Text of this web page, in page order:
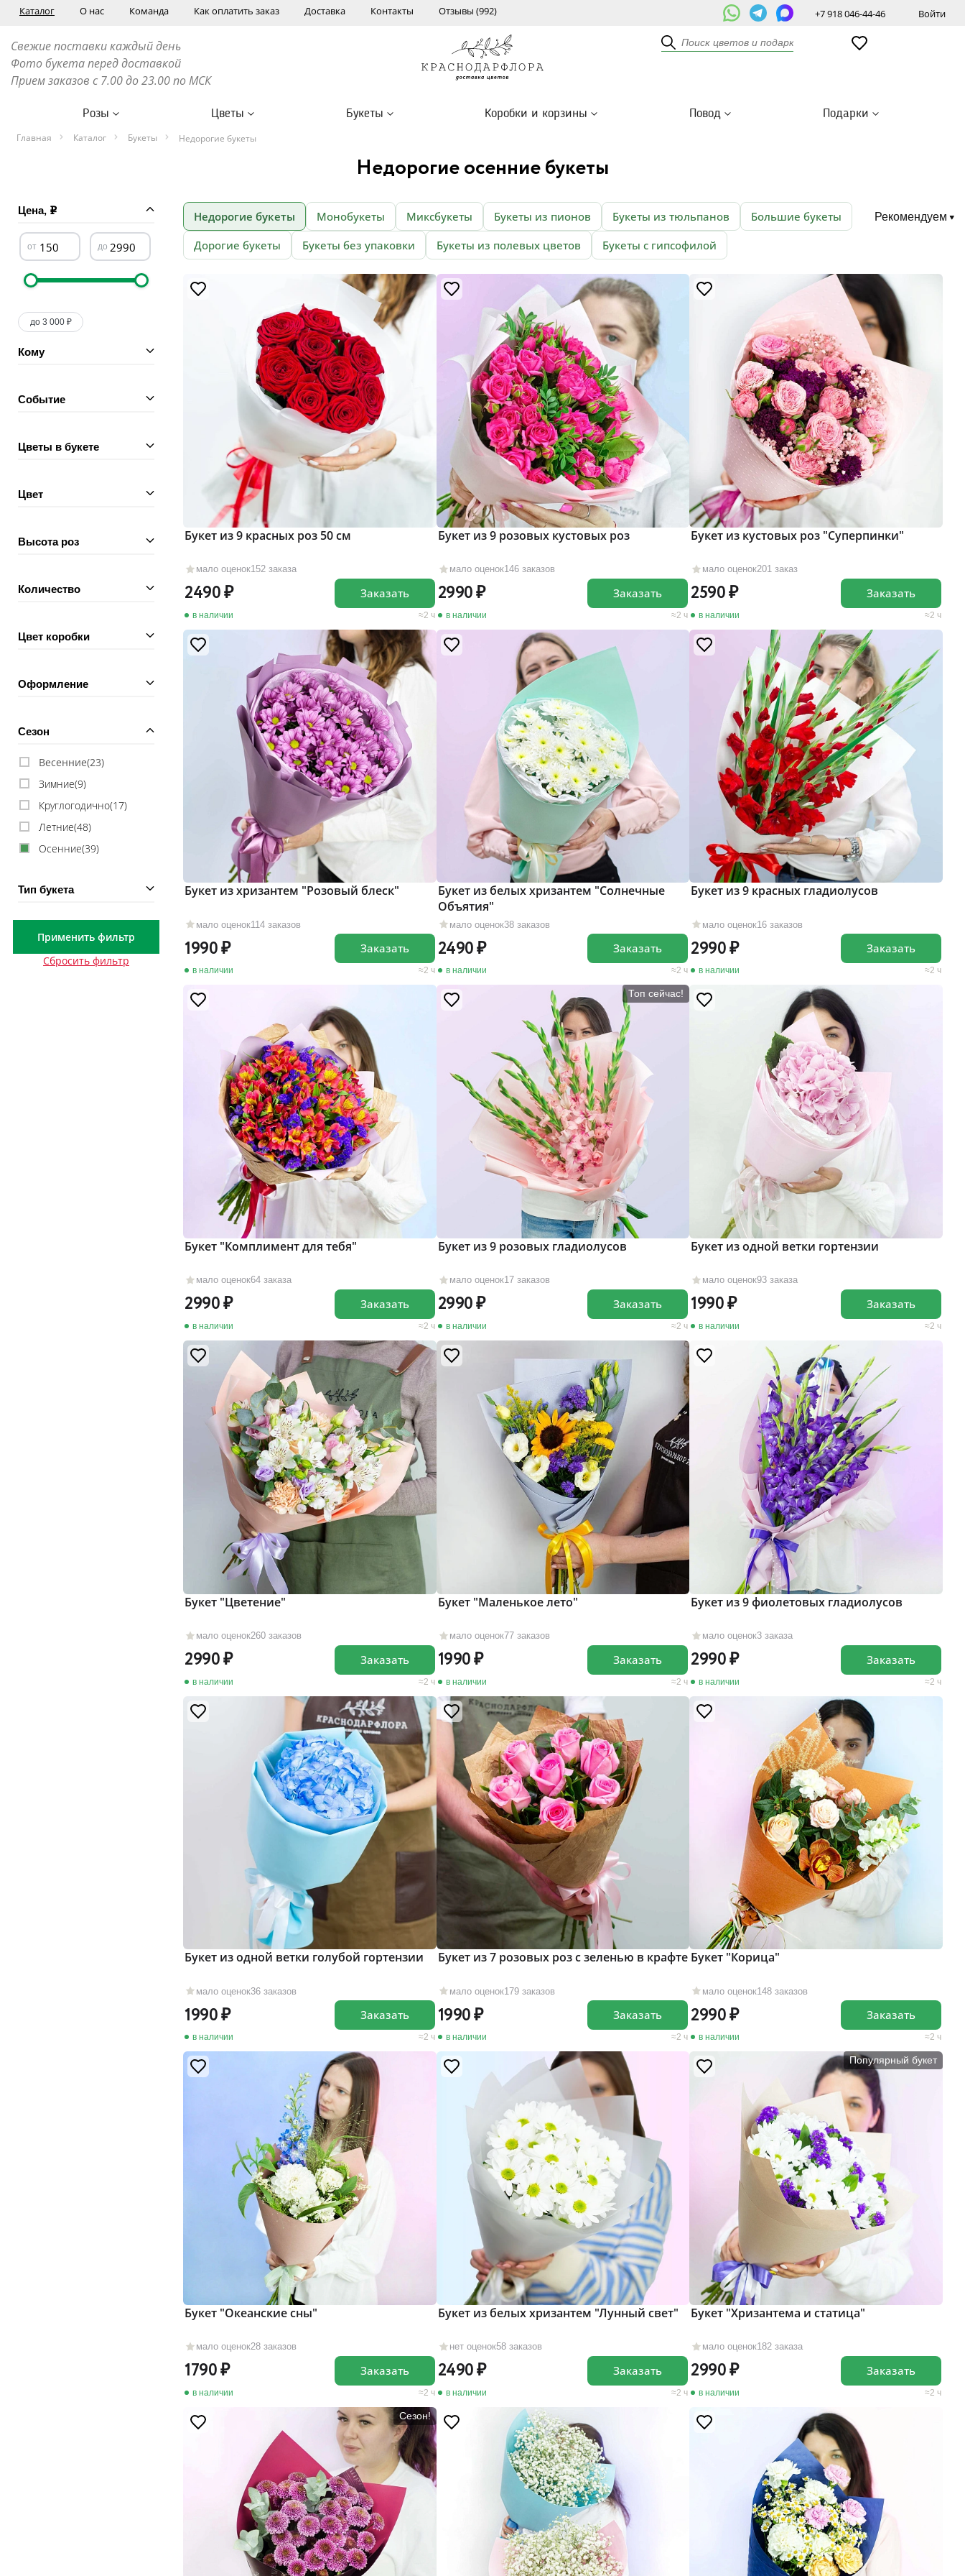
Каталог О нас Команда Как оплатить заказ Доставка Контакты Отзывы (992) +7 918 046-44-46 Войти
Свежие поставки каждый день
Фото букета перед доставкой
Прием заказов с 7.00 до 23.00 по МСК
Розы Цветы Букеты Коробки и корзины Повод Подарки
Главная Каталог Букеты Недорогие букеты
Недорогие осенние букеты
Цена,
до 3 000 ₽
Кому
Событие
Цветы в букете
Цвет
Высота роз
Количество
Цвет коробки
Оформление
Сезон
Весенние(23)
Зимние(9)
Круглогодично(17)
Летние(48)
Осенние(39)
Тип букета
Применить фильтр
Сбросить фильтр
Недорогие букеты Монобукеты Миксбукеты Букеты из пионов Букеты из тюльпанов
Большие букеты
Дорогие букеты
Букеты без упаковки Букеты из полевых цветов Букеты с гипсофилой
Рекомендуем
мало оценок152 заказа
Букет из 9 красных роз 50 см
2490
в наличии 2 ч
Заказать
мало оценок146 заказов
Букет из 9 розовых кустовых роз
2990
в наличии 2 ч
Заказать
мало оценок201 заказ
Букет из кустовых роз "Суперпинки"
2590
в наличии 2 ч
Заказать
мало оценок114 заказов
Букет из хризантем "Розовый блеск"
1990
в наличии 2 ч
Заказать
мало оценок38 заказов
Букет из белых хризантем "Солнечные
Объятия"
2490
в наличии 2 ч
Заказать
мало оценок16 заказов
Букет из 9 красных гладиолусов
2990
в наличии 2 ч
Заказать
мало оценок64 заказа
Букет "Комплимент для тебя"
2990
в наличии 2 ч
Заказать
Топ сейчас!
мало оценок17 заказов
Букет из 9 розовых гладиолусов
2990
в наличии 2 ч
Заказать
мало оценок93 заказа
Букет из одной ветки гортензии
1990
в наличии 2 ч
Заказать
мало оценок260 заказов
Букет "Цветение"
2990
в наличии 2 ч
Заказать
мало оценок77 заказов
Букет "Маленькое лето"
1990
в наличии 2 ч
Заказать
мало оценок3 заказа
Букет из 9 фиолетовых гладиолусов
2990
в наличии 2 ч
Заказать
мало оценок36 заказов
Букет из одной ветки голубой гортензии
1990
в наличии 2 ч
Заказать
мало оценок179 заказов
Букет из 7 розовых роз c зеленью в крафте
1990
в наличии 2 ч
Заказать
мало оценок148 заказов
Букет "Корица"
2990
в наличии 2 ч
Заказать
мало оценок28 заказов
Букет "Океанские сны"
1790
в наличии 2 ч
Заказать
нет оценок58 заказов
Букет из белых хризантем "Лунный свет"
2490
в наличии 2 ч
Заказать
Популярный букет
мало оценок182 заказа
Букет "Хризантема и статица"
2990
в наличии 2 ч
Заказать
Сезон!